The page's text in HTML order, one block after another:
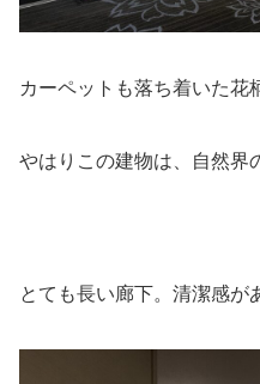
カーペットも落ち着いた花
やはりこの建物は、自然界
とても長い廊下。清潔感が